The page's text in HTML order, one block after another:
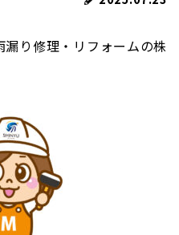
漏り修理・リフォームの株